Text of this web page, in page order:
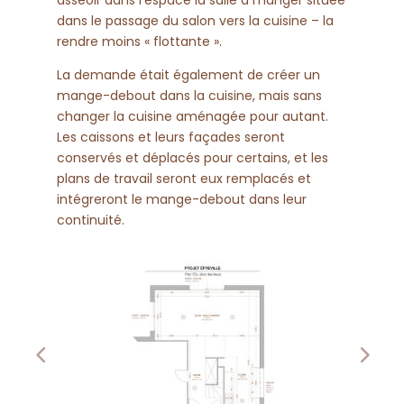
dans le passage du salon vers la cuisine – la
rendre moins « flottante ».
La demande était également de créer un
mange-debout dans la cuisine, mais sans
changer la cuisine aménagée pour autant.
Les caissons et leurs façades seront
conservés et déplacés pour certains, et les
plans de travail seront eux remplacés et
intégreront le mange-debout dans leur
continuité.